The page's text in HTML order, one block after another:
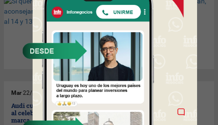
Mar 22/12/2009
Audi cumplió y entregó el A3
al celebrar el centenario de la
marca.
Mar
Crece la demanda de autos
usados del 2000 al 2009.